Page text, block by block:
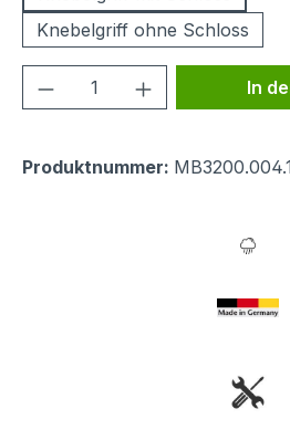
Knebelgriff ohne Schloss
Produkt Anzahl: Gib
In
Produktnummer: